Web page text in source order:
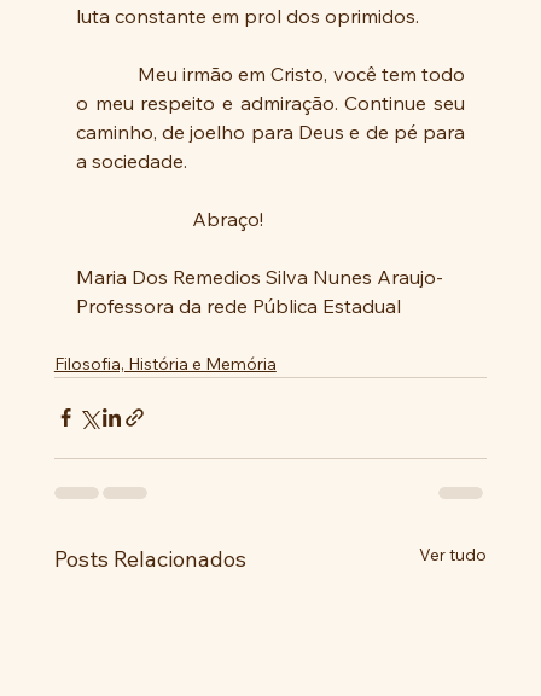
luta constante em prol dos oprimidos.
o meu respeito e admiração. Continue seu
caminho, de joelho para Deus e de pé para
a sociedade.
                        Abraço!
Maria Dos Remedios Silva Nunes Araujo-
Professora da rede Pública Estadual
Filosofia, História e Memória
Posts Relacionados Ver tudo